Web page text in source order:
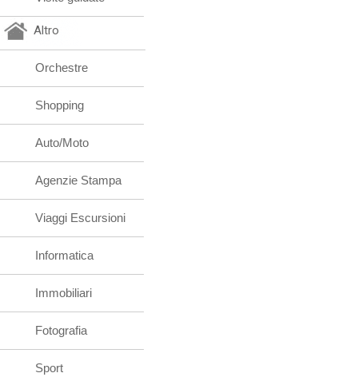
Altro
Orchestre
Shopping
Auto/Moto
Agenzie Stampa
Viaggi Escursioni
Informatica
Immobiliari
Fotografia
Sport